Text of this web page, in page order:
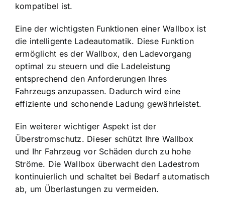
kompatibel ist.
Eine der wichtigsten Funktionen einer Wallbox ist
die intelligente Ladeautomatik. Diese Funktion
ermöglicht es der Wallbox, den Ladevorgang
optimal zu steuern und die Ladeleistung
entsprechend den Anforderungen Ihres
Fahrzeugs anzupassen. Dadurch wird eine
effiziente und schonende Ladung gewährleistet.
Ein weiterer wichtiger Aspekt ist der
Überstromschutz. Dieser schützt Ihre Wallbox
und Ihr Fahrzeug vor Schäden durch zu hohe
Ströme. Die Wallbox überwacht den Ladestrom
kontinuierlich und schaltet bei Bedarf automatisch
ab, um Überlastungen zu vermeiden.